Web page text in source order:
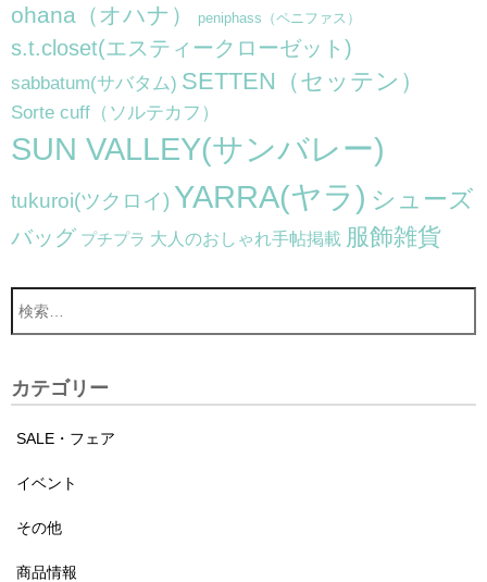
ohana（オハナ） peniphass（ペニファス）
s.t.closet(エスティークローゼット)
sabbatum(サバタム) SETTEN（セッテン）
Sorte cuff（ソルテカフ）
SUN VALLEY(サンバレー)
tukuroi(ツクロイ) YARRA(ヤラ) シューズ
バッグ プチプラ 大人のおしゃれ手帖掲載 服飾雑貨
カテゴリー
SALE・フェア
イベント
その他
商品情報